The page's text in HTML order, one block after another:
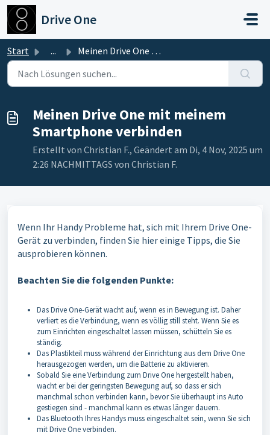
Zum hauptsächlichen Inhalt gehen
Drive One
Start ... Meinen Drive One mit meinem Smartphone verbinden
Meinen Drive One mit meinem
Smartphone verbinden
Erstellt von Christian F., Geändert am Di, 4 Nov, 2025 um
2:26 NACHMITTAGS von Christian F.
Wenn Ihr Handy Probleme hat, sich mit Ihrem Drive One-
Gerät zu verbinden, finden Sie hier einige Tipps, die Sie
ausprobieren können.
Beachten Sie die folgenden Punkte:
Das Drive One-Gerät wacht auf, wenn es in Bewegung ist. Daher
verliert es die Verbindung, wenn es völlig still steht. Wenn Sie es
zum Einrichten eingeschaltet lassen müssen, schütteln Sie es
ständig.
Das Plastikteil muss während der Einrichtung aus dem Drive One
herausgezogen werden, um die Batterie zu aktivieren.
Sobald Sie eine Verbindung zum Drive One hergestellt haben,
wacht er bei der geringsten Bewegung auf, so dass er sich
manchmal schon verbinden kann, bevor Sie überhaupt ins Auto
gestiegen sind - manchmal kann es etwas länger dauern.
Das Bluetooth Ihres Handys muss eingeschaltet sein, wenn Sie sich
mit Drive One verbinden.